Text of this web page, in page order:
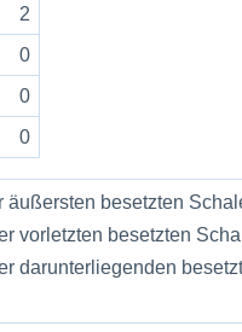
2
0
0
0
äußersten besetzten
vorletzten besetzten
darunterliegenden